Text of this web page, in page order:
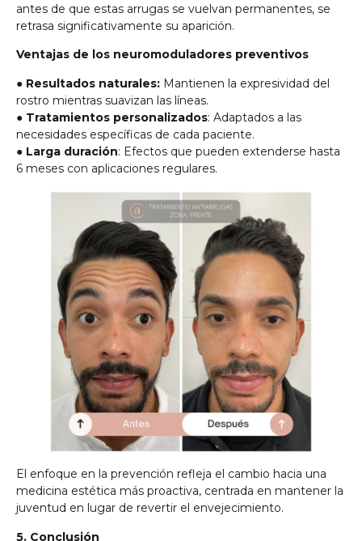
antes de que estas arrugas se vuelvan permanentes, se
retrasa significativamente su aparición.
Ventajas de los neuromoduladores preventivos
● Resultados naturales: Mantienen la expresividad del
rostro mientras suavizan las líneas.
● Tratamientos personalizados: Adaptados a las
necesidades específicas de cada paciente.
● Larga duración: Efectos que pueden extenderse hasta
6 meses con aplicaciones regulares.
El enfoque en la prevención refleja el cambio hacia una
medicina estética más proactiva, centrada en mantener la
juventud en lugar de revertir el envejecimiento.
5. Conclusión